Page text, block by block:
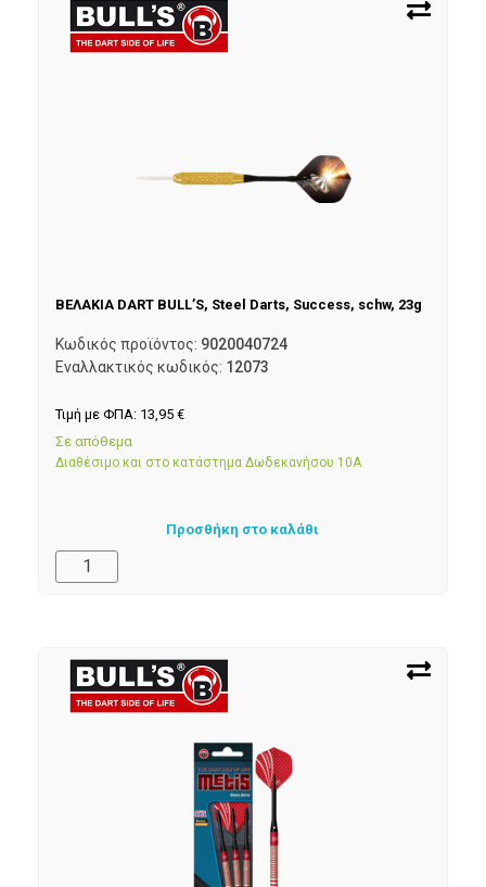
ΒΕΛΑΚΙΑ DART BULL’S, Steel Darts, Success, schw, 23g
Κωδικός προϊόντος: 9020040724
Εναλλακτικός κωδικός: 12073
Τιμή με ΦΠΑ: 13,95 €
Σε απόθεμα
Διαθέσιμο και στο κατάστημα Δωδεκανήσου 10Α
Προσθήκη στο καλάθι